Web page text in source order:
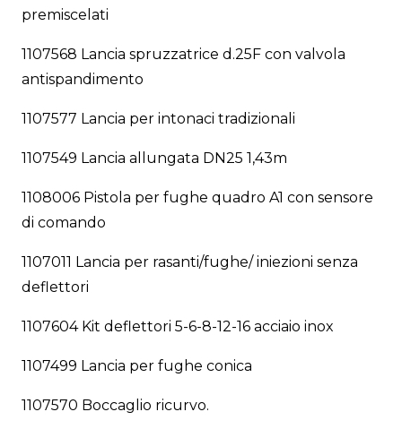
premiscelati
1107568 Lancia spruzzatrice d.25F con valvola
antispandimento
1107577 Lancia per intonaci tradizionali
1107549 Lancia allungata DN25 1,43m
1108006 Pistola per fughe quadro A1 con sensore
di comando
1107011 Lancia per rasanti/fughe/ iniezioni senza
deflettori
1107604 Kit deflettori 5-6-8-12-16 acciaio inox
1107499 Lancia per fughe conica
1107570 Boccaglio ricurvo.